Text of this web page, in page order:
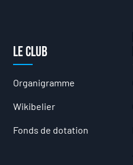
Le club
Organigramme
Wikibelier
Fonds de dotation